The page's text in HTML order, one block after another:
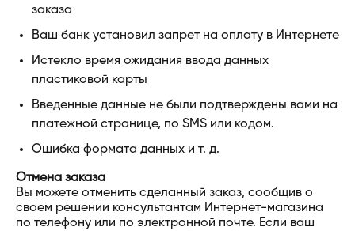
заказа
Ваш банк установил запрет на оплату в Интернете
Истекло время ожидания ввода данных
пластиковой карты
Введенные данные не были подтверждены вами на
платежной странице, по SMS или кодом.
Ошибка формата данных и т. д.
Отмена заказа
Вы можете отменить сделанный заказ, сообщив о
своем решении консультантам Интернет-магазина
по телефону или по электронной почте. Если ваш